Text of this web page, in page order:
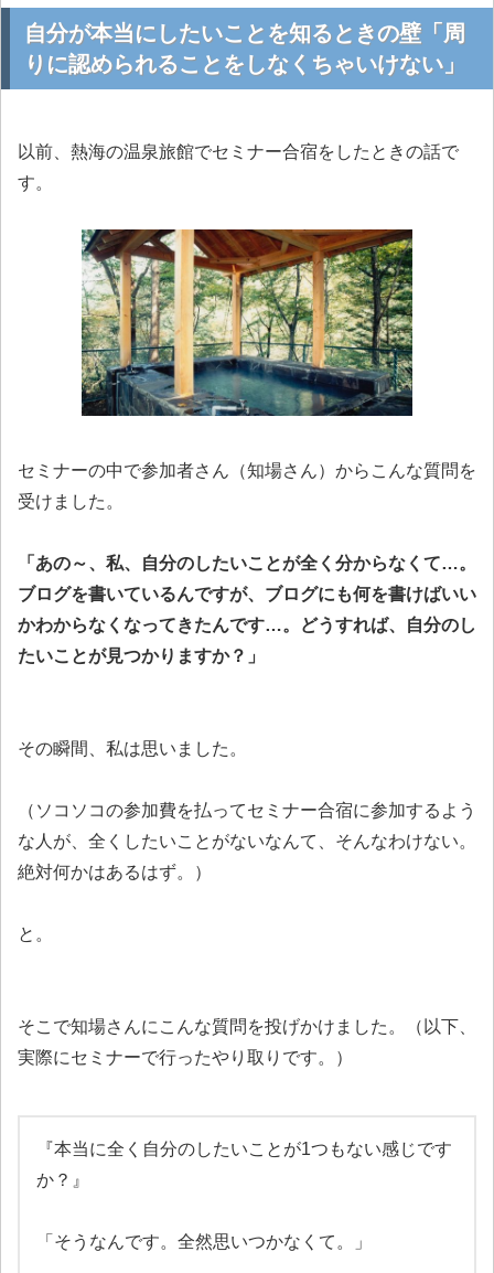
自分が本当にしたいことを知るときの壁「周
りに認められることをしなくちゃいけない」
以前、熱海の温泉旅館でセミナー合宿をしたときの話で
す。
セミナーの中で参加者さん（知場さん）からこんな質問を
受けました。
「あの～、私、自分のしたいことが全く分からなくて…。
ブログを書いているんですが、ブログにも何を書けばいい
かわからなくなってきたんです…。どうすれば、自分のし
たいことが見つかりますか？」
その瞬間、私は思いました。
（ソコソコの参加費を払ってセミナー合宿に参加するよう
な人が、全くしたいことがないなんて、そんなわけない。
絶対何かはあるはず。）
と。
そこで知場さんにこんな質問を投げかけました。（以下、
実際にセミナーで行ったやり取りです。）
『本当に全く自分のしたいことが1つもない感じです
か？』
「そうなんです。全然思いつかなくて。」